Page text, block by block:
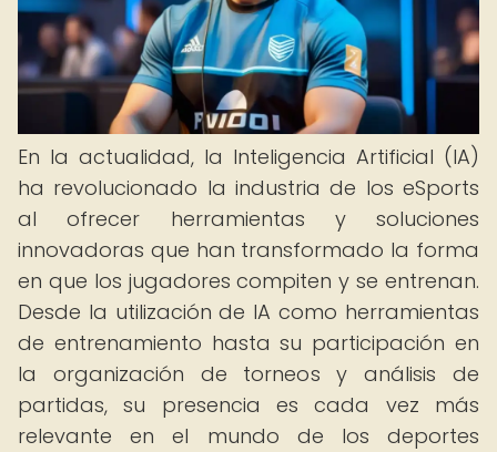
En la actualidad, la Inteligencia Artificial (IA)
ha revolucionado la industria de los eSports
al ofrecer herramientas y soluciones
innovadoras que han transformado la forma
en que los jugadores compiten y se entrenan.
Desde la utilización de IA como herramientas
de entrenamiento hasta su participación en
la organización de torneos y análisis de
partidas, su presencia es cada vez más
relevante en el mundo de los deportes